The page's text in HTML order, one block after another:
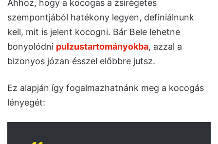
Ahhoz, hogy a kocogás a zsírégetés
szempontjából hatékony legyen, definiálnunk
kell, mit is jelent kocogni. Bár Bele lehetne
bonyolódni pulzustartományokba, azzal a
bizonyos józan ésszel előbbre jutsz.
Ez alapján így fogalmazhatnánk meg a kocogás
lényegét: